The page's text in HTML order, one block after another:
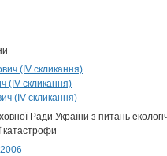
(IV скликання)
(IV скликання)
(IV скликання)
Ради України з питань
катастрофи